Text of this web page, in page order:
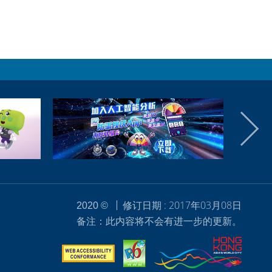
2020 ©
修订日期 : 2017年03月08日
备注：此内容将不会有进一步的更新。